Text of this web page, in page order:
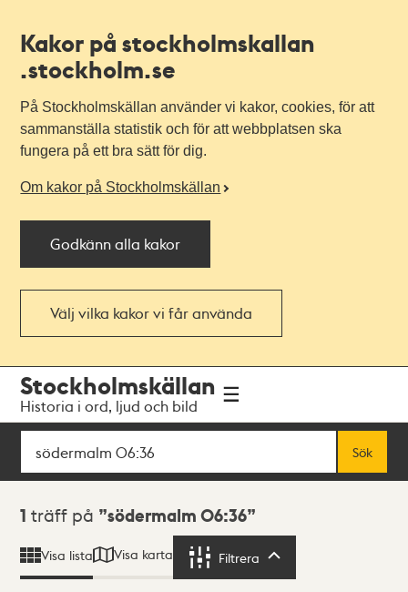
Kakor på stockholmskallan
.stockholm.se
På Stockholmskällan använder vi kakor, cookies, för att
sammanställa statistik och för att webbplatsen ska
fungera på ett bra sätt för dig.
Om kakor på Stockholmskällan
Godkänn alla kakor
Välj vilka kakor vi får använda
navigationen
huvudinnehållet
Stockholmskällan
Historia i ord, ljud och bild
Sök
Sök
Sökresultat
1 träff på södermalm 06:36
Visa lista Visa karta Filtrera